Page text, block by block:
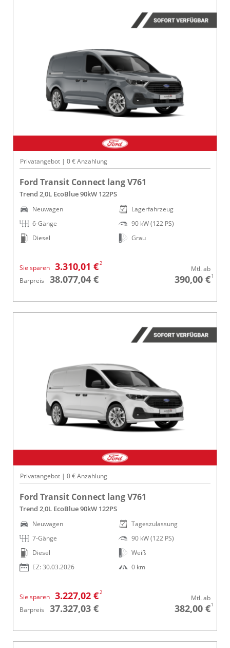
Privatangebot | 0 € Anzahlung
Ford Transit Connect lang V761
Trend 2,0L EcoBlue 90kW 122PS
Neuwagen
6-Gänge
Diesel
Lagerfahrzeug
90 kW (122 PS)
Grau
Sie sparen 3.310,01 €2
Barpreis 38.077,04 €
Mtl. ab
390,00 €1
Privatangebot | 0 € Anzahlung
Ford Transit Connect lang V761
Trend 2,0L EcoBlue 90kW 122PS
Neuwagen
7-Gänge
Diesel
EZ: 30.03.2026
Tageszulassung
90 kW (122 PS)
Weiß
0 km
Sie sparen 3.227,02 €2
Barpreis 37.327,03 €
Mtl. ab
382,00 €1